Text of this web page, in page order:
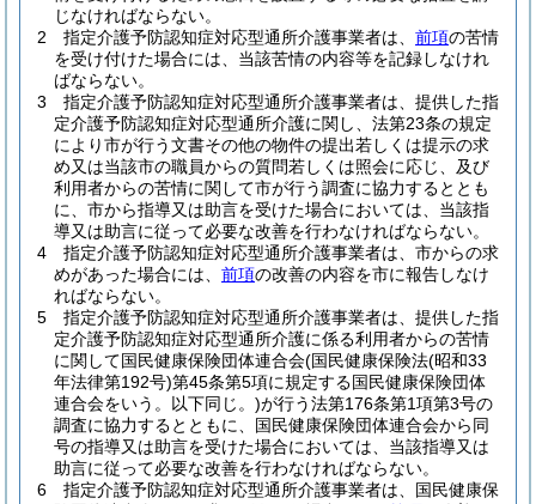
じなければならない。
2
指定介護予防認知症対応型通所介護事業者は、 前項の苦情
を受け付けた場合には、当該苦情の内容等を記録しなけれ
ばならない。
3
指定介護予防認知症対応型通所介護事業者は、提供した指
定介護予防認知症対応型通所介護に関し、法第23条の規定
により市が行う文書その他の物件の提出若しくは提示の求
め又は当該市の職員からの質問若しくは照会に応じ、及び
利用者からの苦情に関して市が行う調査に協力するととも
に、市から指導又は助言を受けた場合においては、当該指
導又は助言に従って必要な改善を行わなければならない。
4
指定介護予防認知症対応型通所介護事業者は、市からの求
めがあった場合には、 前項の改善の内容を市に報告しなけ
ればならない。
5
指定介護予防認知症対応型通所介護事業者は、提供した指
定介護予防認知症対応型通所介護に係る利用者からの苦情
に関して国民健康保険団体連合会(国民健康保険法(昭和33
年法律第192号)第45条第5項に規定する国民健康保険団体
連合会をいう。以下同じ。)が行う法第176条第1項第3号の
調査に協力するとともに、国民健康保険団体連合会から同
号の指導又は助言を受けた場合においては、当該指導又は
助言に従って必要な改善を行わなければならない。
6
指定介護予防認知症対応型通所介護事業者は、国民健康保